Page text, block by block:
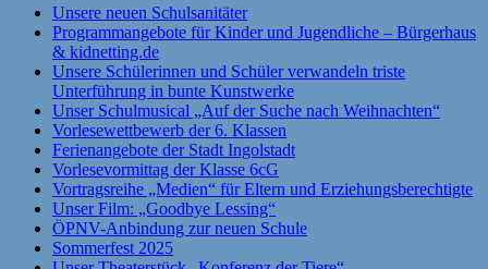
Unsere neuen Schulsanitäter
Programmangebote für Kinder und Jugendliche – Bürgerhaus
& kidnetting.de
Unsere Schülerinnen und Schüler verwandeln triste
Unterführung in bunte Kunstwerke
Unser Schulmusical „Auf der Suche nach Weihnachten“
Vorlesewettbewerb der 6. Klassen
Ferienangebote der Stadt Ingolstadt
Vorlesevormittag der Klasse 6cG
Vortragsreihe „Medien“ für Eltern und Erziehungsberechtigte
Unser Film: „Goodbye Lessing“
ÖPNV-Anbindung zur neuen Schule
Sommerfest 2025